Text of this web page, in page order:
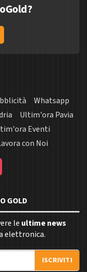
Whatsapp
Ultim'ora Pavia
Eventi
con Noi
GOLD
le ultime news
elettronica.
ISCRIVITI